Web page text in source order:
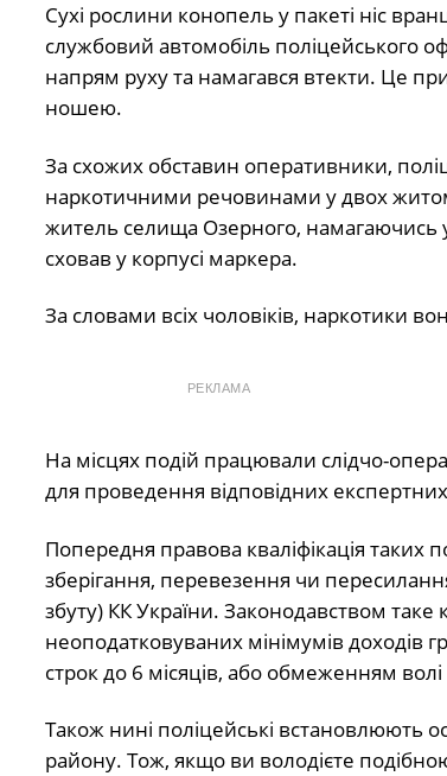
Сухі рослини конопель у пакеті ніс
службовий автомобіль поліцейського
напрям руху та намагався втекти. Це
ношею.
За схожих обставин оперативники,
наркотичними речовинами у двох
житель селища Озерного, намагаючись
сховав у корпусі маркера.
За словами всіх чоловіків, наркотики
РЕКЛАМА
На місцях подій працювали слідчо-
для проведення відповідних
Попередня правова кваліфікація
зберігання, перевезення чи
збуту) КК України. Законодавством
неоподатковуваних мінімумів
строк до 6 місяців, або обмеженням волі
Також нині поліцейські встановлюють
району. Тож, якщо ви володієте